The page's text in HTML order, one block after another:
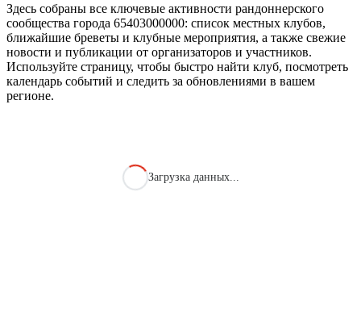
Здесь собраны все ключевые активности рандоннерского
сообщества города 65403000000: список местных клубов,
ближайшие бреветы и клубные мероприятия, а также свежие
новости и публикации от организаторов и участников.
Используйте страницу, чтобы быстро найти клуб, посмотреть
календарь событий и следить за обновлениями в вашем
регионе.
Загрузка данных...